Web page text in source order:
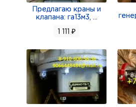
МП-250; МП-259Р; МП-750ТВ;
Продам МП-100С 2С; МП-100С
МП5И-18; МП5И-40; МВТ-300
МП-100А; МП-150Д; МП-
Продам МП-6000 2С; МП-
Д-14ТФ 2с; электродвигатель
Предлагаю краны и
клапана: га13м3,
1 111 ₽